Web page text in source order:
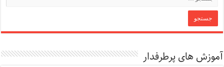
آموزش های پرطرفدار